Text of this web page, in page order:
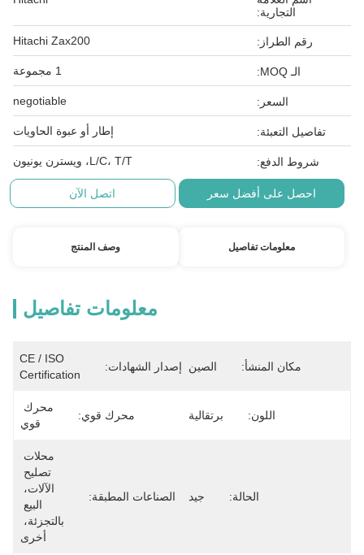
التجارية:
رقم الطراز: Hitachi Zax200
الـ MOQ: 1 مجموعة
السعر: negotiable
تفاصيل التعبئة: إطار أو عبوة الحاويات
شروط الدفع: L/C، T/T، ويسترن يونيون
احصل على أفضل سعر اتصل الآن
معلومات تفاصيل وصف المنتج
معلومات تفاصيل
مكان المنشأ: الصين إصدار الشهادات:
CE / ISO
Certification
اللون: برتقالية محرك قوي:
قوي
الحالة: جيد الصناعات المطبقة:
أخرى